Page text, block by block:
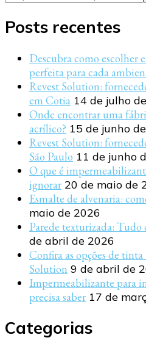
Posts recentes
Descubra como escolher
perfeita para cada
Revest Solution:
em Cotia 14 de julho
Onde encontrar uma
acrílico? 15 de junho
Revest Solution:
São Paulo 11 de junho
O que é
ignorar 20 de maio de
Esmalte de alvenaria:
maio de 2026
Parede texturizada: Tudo
de abril de 2026
Confira as opções de
Solution 9 de abril de
Impermeabilizante para
precisa saber 17 de
Categorias